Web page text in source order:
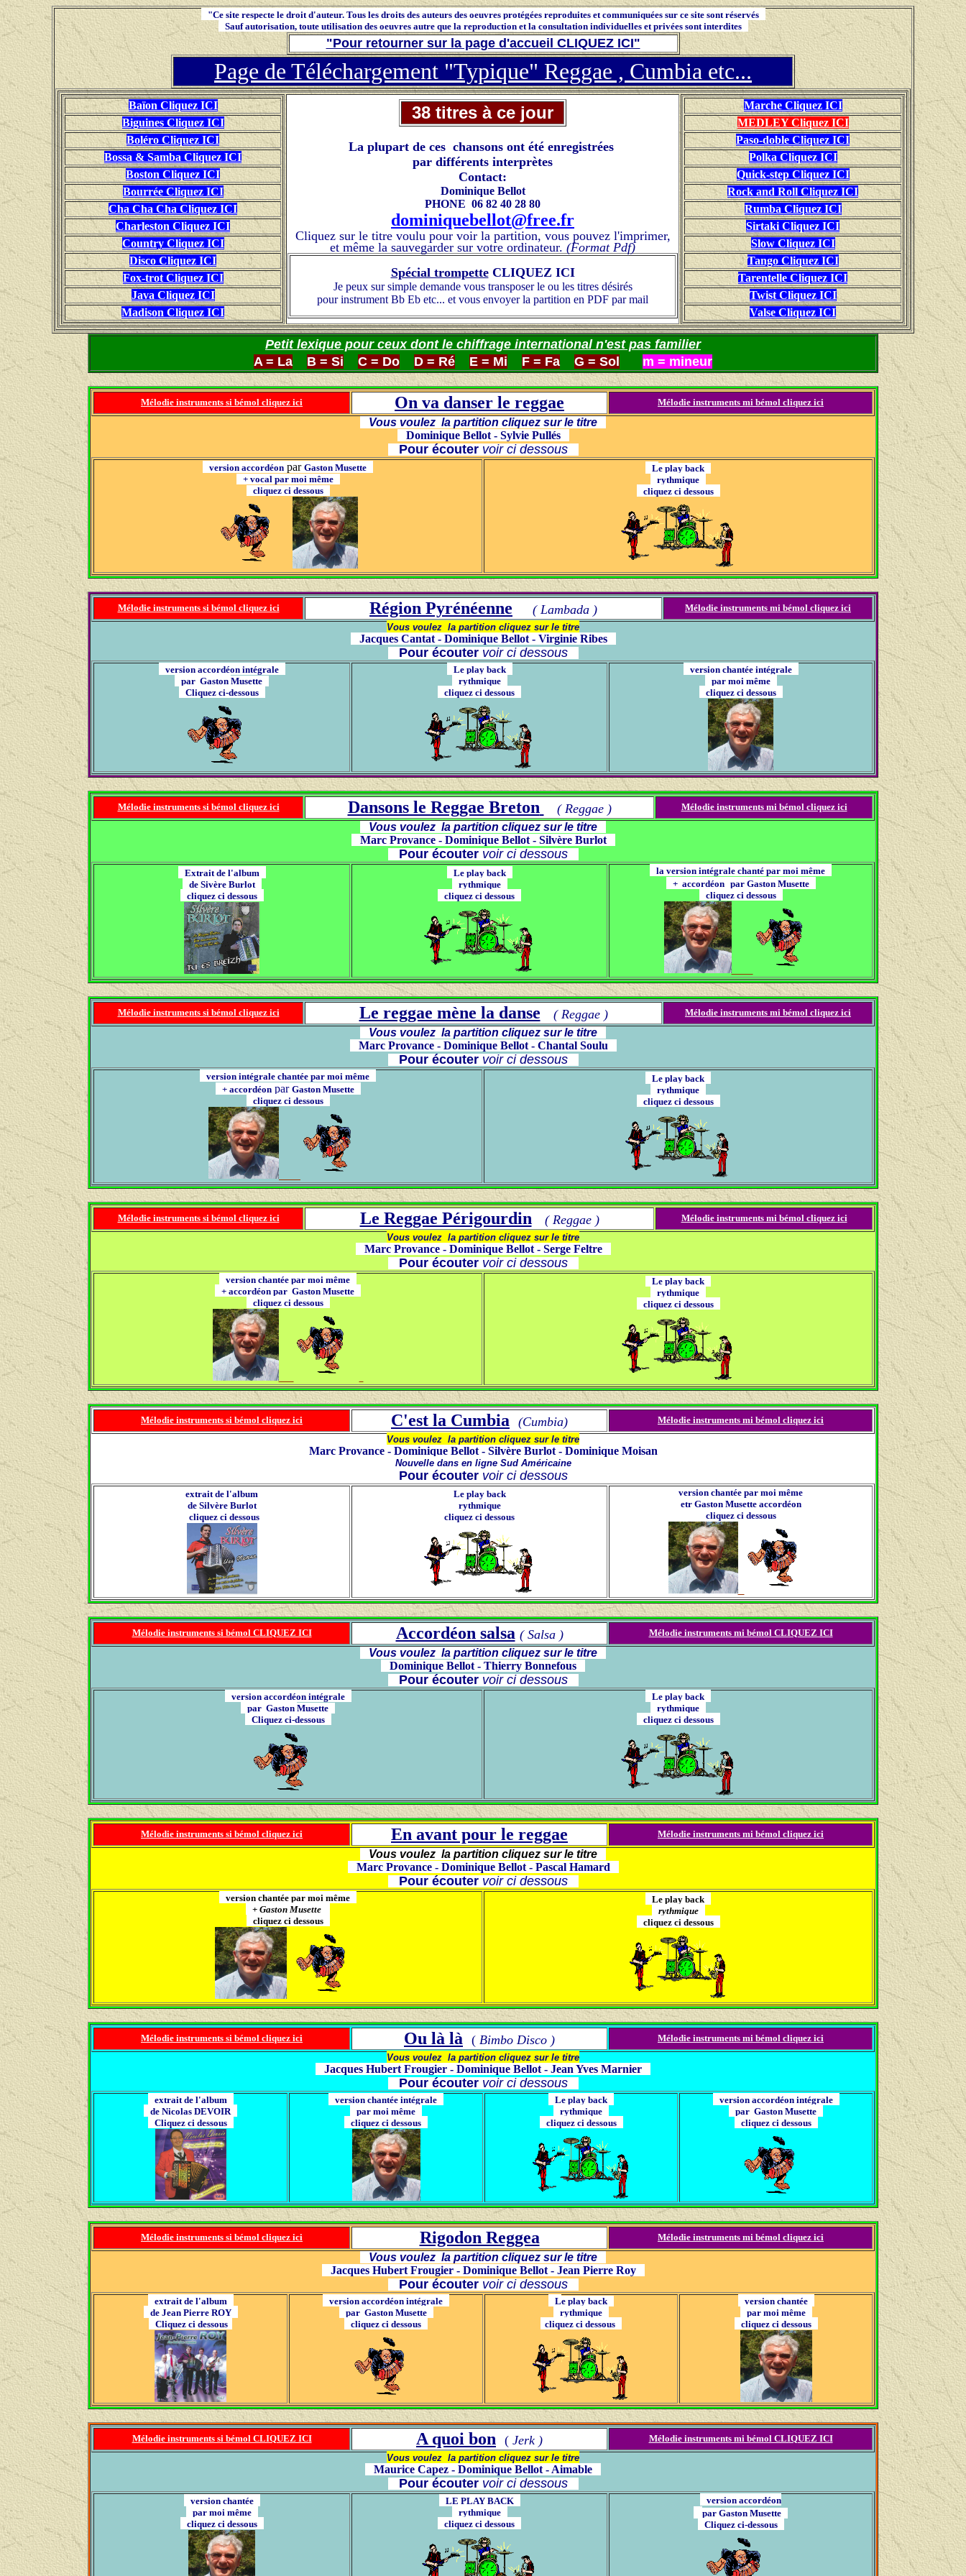
"Ce site respecte le droit d'auteur. Tous les droits des auteurs des oeuvres protégées reproduites et communiquées sur ce site sont réservés
Sauf autorisation, toute utilisation des oeuvres autre que la reproduction et la consultation individuelles et privées sont interdites
"Pour retourner sur la page d'accueil CLIQUEZ ICI"
Page de Téléchargement "Typique" Reggae , Cumbia etc...
Baïon Cliquez ICI
Biguines Cliquez ICI
Boléro Cliquez ICI
Bossa & Samba Cliquez ICI
Boston Cliquez ICI
Bourrée Cliquez ICI
Cha Cha Cha Cliquez ICI
Charleston Cliquez ICI
Country Cliquez ICI
Disco Cliquez ICI
Fox-trot Cliquez ICI
Java Cliquez ICI
Madison Cliquez ICI
38 titres à ce jour
La plupart de ces chansons ont été enregistrées
par différents interprètes
Contact:
Dominique Bellot
PHONE 06 82 40 28 80
dominiquebellot@free.fr
Cliquez sur le titre voulu pour voir la partition, vous pouvez l'imprimer,
et même la sauvegarder sur votre ordinateur. (Format Pdf)
Spécial trompette CLIQUEZ ICI
Je peux sur simple demande vous transposer le ou les titres désirés
pour instrument Bb Eb etc... et vous envoyer la partition en PDF par mail
Marche Cliquez ICI
MEDLEY Cliquez ICI
Paso-doble Cliquez ICI
Polka Cliquez ICI
Quick-step Cliquez ICI
Rock and Roll Cliquez ICI
Rumba Cliquez ICI
Sirtaki Cliquez ICI
Slow Cliquez ICI
Tango Cliquez ICI
Tarentelle Cliquez ICI
Twist Cliquez ICI
Valse Cliquez ICI
Petit lexique pour ceux dont le chiffrage international n'est pas familier
A = La
B = Si C = Do D = Ré E = Mi F = Fa G = Sol m = mineur
Mélodie instruments si bémol cliquez ici On va danser le reggae Mélodie instruments mi bémol cliquez ici
Vous voulez la partition cliquez sur le titre
Dominique Bellot - Sylvie Pullés
Pour écouter voir ci dessous
version accordéon par Gaston Musette
+ vocal par moi même
cliquez ci dessous
Le play back
rythmique
cliquez ci dessous
Mélodie instruments si bémol cliquez ici Région Pyrénéenne ( Lambada )
Mélodie instruments mi bémol cliquez ici
Vous voulez la partition cliquez sur le titre
Jacques Cantat - Dominique Bellot - Virginie Ribes
Pour écouter voir ci dessous
version accordéon intégrale
par Gaston Musette
Cliquez ci-dessous
Le play back
rythmique
cliquez ci dessous
version chantée intégrale
par moi même
cliquez ci dessous
Mélodie instruments si bémol cliquez ici Dansons le Reggae Breton ( Reggae ) Mélodie instruments mi bémol cliquez ici
Vous voulez la partition cliquez sur le titre
Marc Provance - Dominique Bellot - Silvère Burlot
Pour écouter voir ci dessous
Extrait de l'album
de Sivère Burlot
cliquez ci dessous
Le play back
rythmique
cliquez ci dessous
la version intégrale chanté par moi même
+ accordéon par Gaston Musette
cliquez ci dessous
Mélodie instruments si bémol cliquez ici Le reggae mène la danse ( Reggae ) Mélodie instruments mi bémol cliquez ici
Vous voulez la partition cliquez sur le titre
Marc Provance - Dominique Bellot - Chantal Soulu
Pour écouter voir ci dessous
version intégrale chantée par moi même
+ accordéonpar Gaston Musette
cliquez ci dessous
Le play back
rythmique
cliquez ci dessous
Mélodie instruments si bémol cliquez ici Le Reggae Périgourdin ( Reggae )
Mélodie instruments mi bémol cliquez ici
Vous voulez la partition cliquez sur le titre
Marc Provance - Dominique Bellot - Serge Feltre
Pour écouter voir ci dessous
version chantée par moi même
+ accordéon par Gaston Musette
cliquez ci dessous
Le play back
rythmique
cliquez ci dessous
Mélodie instruments si bémol cliquez ici C'est la Cumbia (Cumbia)
Mélodie instruments mi bémol cliquez ici
Vous voulez la partition cliquez sur le titre
Marc Provance - Dominique Bellot - Silvère Burlot - Dominique Moisan
Nouvelle dans en ligne Sud Américaine
Pour écouter voir ci dessous
extrait de l'album
de Silvère Burlot
cliquez ci dessous
Le play back
rythmique
cliquez ci dessous
version chantée par moi même
etrGaston Musette accordéon
cliquez ci dessous
Mélodie instruments si bémol CLIQUEZ ICI Accordéon salsa ( Salsa ) Mélodie instruments mi bémol CLIQUEZ ICI
Vous voulez la partition cliquez sur le titre
Dominique Bellot - Thierry Bonnefous
Pour écouter voir ci dessous
version accordéon intégrale
par Gaston Musette
Cliquez ci-dessous
Le play back
rythmique
cliquez ci dessous
Mélodie instruments si bémol cliquez ici En avant pour le reggae Mélodie instruments mi bémol cliquez ici
Vous voulez la partition cliquez sur le titre
Marc Provance - Dominique Bellot - Pascal Hamard
Pour écouter voir ci dessous
version chantée par moi même
+ Gaston Musette
cliquez ci dessous
Le play back
rythmique
cliquez ci dessous
Mélodie instruments si bémol cliquez ici Ou là là ( Bimbo Disco )
Mélodie instruments mi bémol cliquez ici
Vous voulez la partition cliquez sur le titre
Jacques Hubert Frougier - Dominique Bellot - Jean Yves Marnier
Pour écouter voir ci dessous
extrait de l'album
de Nicolas DEVOIR
Cliquez ci dessous
version chantée intégrale
par moi même
cliquez ci dessous
Le play back
rythmique
cliquez ci dessous
version accordéon intégrale
par Gaston Musette
cliquez ci dessous
Mélodie instruments si bémol cliquez ici Rigodon Reggea Mélodie instruments mi bémol cliquez ici
Vous voulez la partition cliquez sur le titre
Jacques Hubert Frougier - Dominique Bellot - Jean Pierre Roy
Pour écouter voir ci dessous
extrait de l'album
de Jean Pierre ROY
Cliquez ci dessous
version accordéon intégrale
par Gaston Musette
cliquez ci dessous
Le play back
rythmique
cliquez ci dessous
version chantée
par moi même
cliquez ci dessous
Mélodie instruments si bémol CLIQUEZ ICI A quoi bon ( Jerk )
Mélodie instruments mi bémol CLIQUEZ ICI
Vous voulez la partition cliquez sur le titre
Maurice Capez - Dominique Bellot - Aimable
Pour écouter voir ci dessous
version chantée
par moi même
cliquez ci dessous
LE PLAY BACK
rythmique
cliquez ci dessous
version accordéon
par Gaston Musette
Cliquez ci-dessous